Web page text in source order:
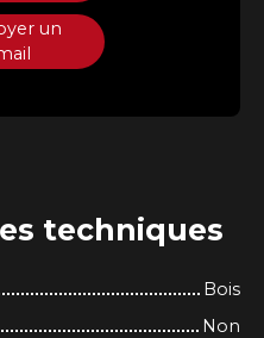
un
techniques
Bois
Non